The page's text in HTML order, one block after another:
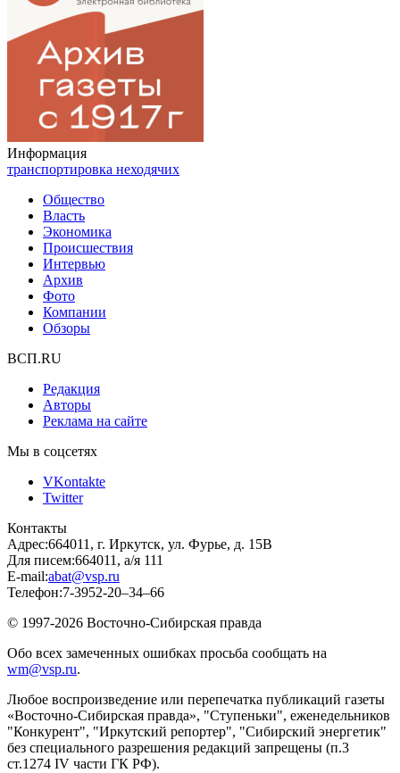
Информация
транспортировка неходячих
Общество
Власть
Экономика
Происшествия
Интервью
Архив
Фото
Компании
Обзоры
ВСП.RU
Редакция
Авторы
Реклама на сайте
Мы в соцсетях
VKontakte
Twitter
Контакты
Адрес:664011, г. Иркутск, ул. Фурье, д. 15В
Для писем:664011, а/я 111
E-mail:abat@vsp.ru
Телефон:7-3952-20–34–66
© 1997-2026 Восточно-Сибирская правда
Обо всех замеченных ошибках просьба сообщать на
wm@vsp.ru.
Любое воспроизведение или перепечатка публикаций газеты
«Восточно-Сибирская правда», "Ступеньки", еженедельников
"Конкурент", "Иркутский репортер", "Сибирский энергетик"
без специального разрешения редакций запрещены (п.3
ст.1274 IV части ГК РФ).